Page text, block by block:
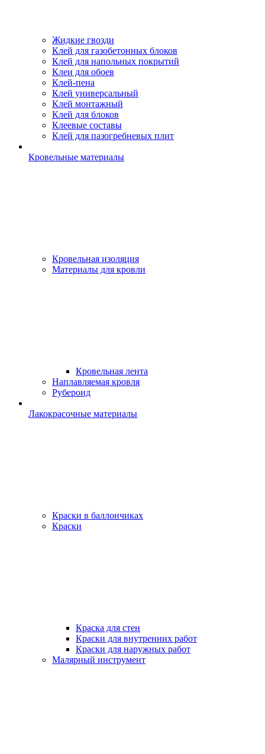
Жидкие гвозди
Клей для газобетонных блоков
Клей для напольных покрытий
Клеи для обоев
Клей-пена
Клей универсальный
Клей монтажный
Клей для блоков
Клеевые составы
Клей для пазогребневых плит
Кровельные материалы
Кровельная изоляция
Материалы для кровли
Кровельная лента
Наплавляемая кровля
Рубероид
Лакокрасочные материалы
Краски в баллончиках
Краски
Краска для стен
Краски для внутренних работ
Краски для наружных работ
Малярный инструмент